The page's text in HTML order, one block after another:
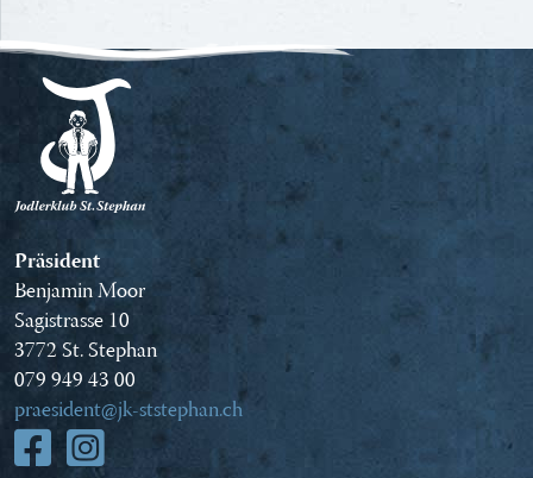
Präsident
Benjamin Moor
Sagistrasse 10
3772 St. Stephan
079 949 43 00
praesident@jk-ststephan.ch